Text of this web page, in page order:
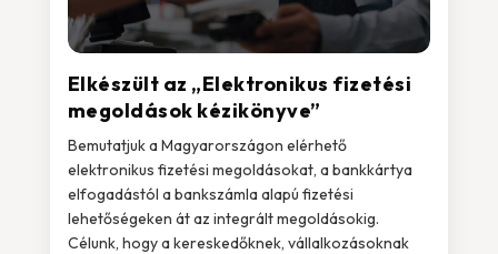
Elkészült az „Elektronikus fizetési
megoldások kézikönyve”
Bemutatjuk a Magyarországon elérhető
elektronikus fizetési megoldásokat, a bankkártya
elfogadástól a bankszámla alapú fizetési
lehetőségeken át az integrált megoldásokig.
Célunk, hogy a kereskedőknek, vállalkozásoknak